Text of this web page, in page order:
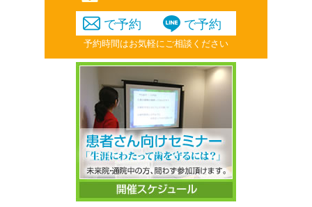
で予約 で予約
予約時間はお気軽にご相談ください